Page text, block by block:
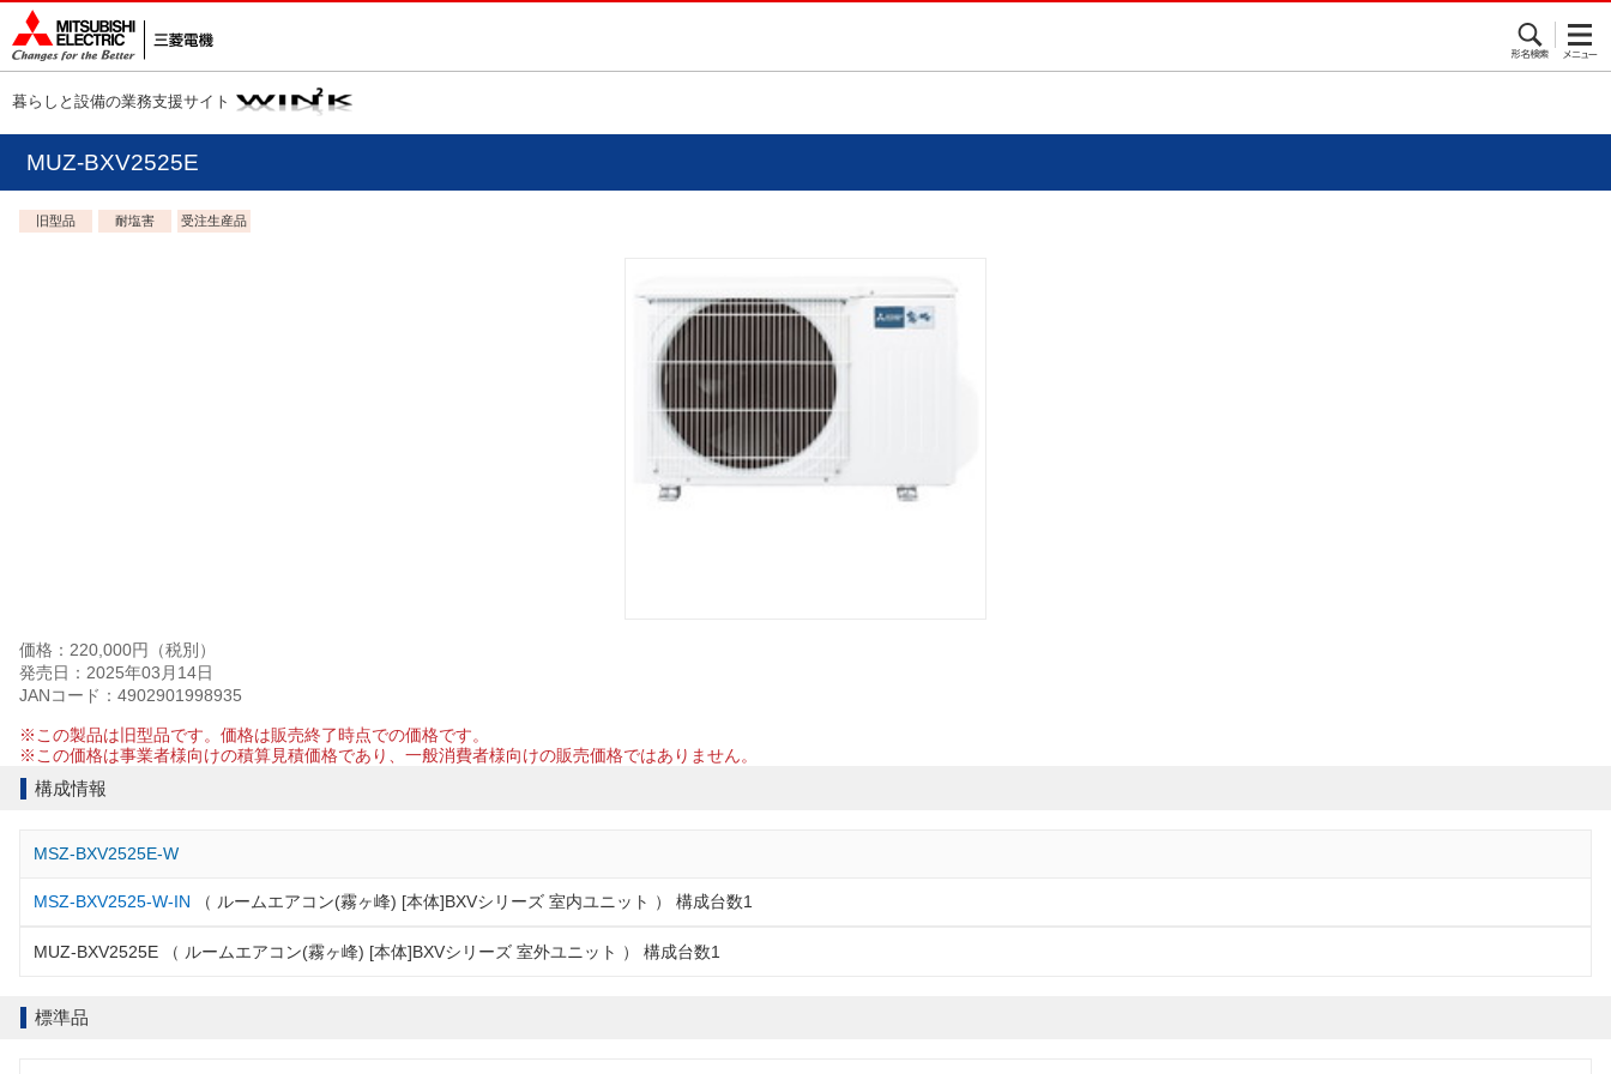
暮らしと設備の業務支援サイト
MUZ-BXV2525E
旧型品 耐塩害 受注生産品
価格：220,000円（税別）
発売日：2025年03月14日
JANコード：4902901998935
※この製品は旧型品です。価格は販売終了時点での価格です。
※この価格は事業者様向けの積算見積価格であり、一般消費者様向けの販売価格ではありません。
構成情報
MSZ-BXV2525E-W
MSZ-BXV2525-W-IN （ ルームエアコン(霧ヶ峰) [本体]BXVシリーズ 室内ユニット ） 構成台数1
MUZ-BXV2525E （ ルームエアコン(霧ヶ峰) [本体]BXVシリーズ 室外ユニット ） 構成台数1
標準品